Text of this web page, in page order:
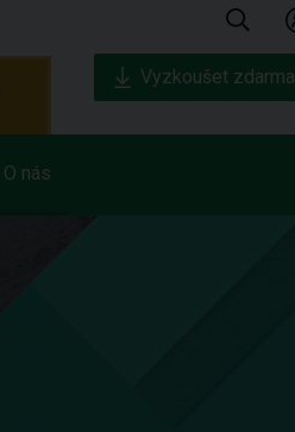
O nás
Vyzkoušet zdarma